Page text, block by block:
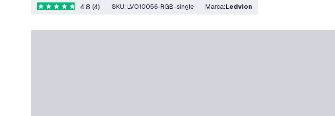
4.8 estrellas de puntuación
4.8 (4) SKU: LVO10056-RGB-single Marca: Ledvion